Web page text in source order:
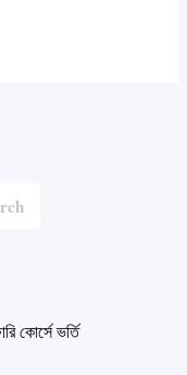
কোর্সে ভর্তি